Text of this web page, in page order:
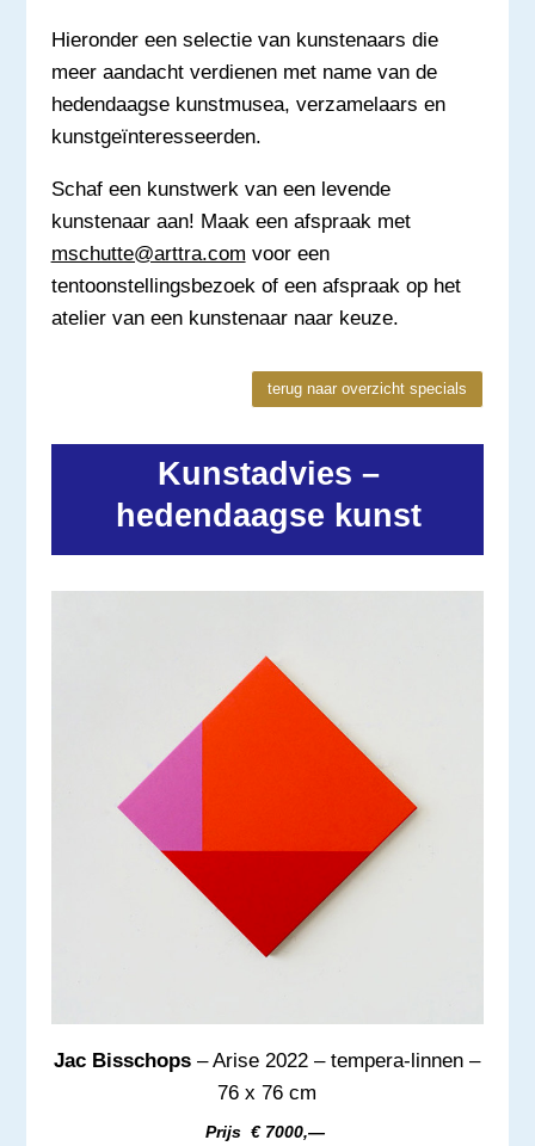
Hieronder een selectie van kunstenaars die
meer aandacht verdienen met name van de
hedendaagse kunstmusea, verzamelaars en
kunstgeïnteresseerden.
Schaf een kunstwerk van een levende
kunstenaar aan! Maak een afspraak met
mschutte@arttra.com voor een
tentoonstellingsbezoek of een afspraak op het
atelier van een kunstenaar naar keuze.
terug naar overzicht specials
Kunstadvies –
hedendaagse kunst
Jac Bisschops – Arise 2022 – tempera-linnen –
76 x 76 cm
Prijs € 7000,—